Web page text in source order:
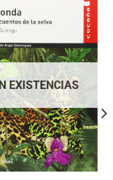
EXISTENCIAS